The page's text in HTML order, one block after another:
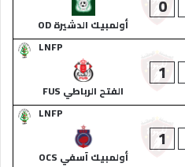
أولمبيك الدشيرة OD
LNFP
1
الفتح الرباطي FUS
LNFP
1
أولمبيك آسفي OCS